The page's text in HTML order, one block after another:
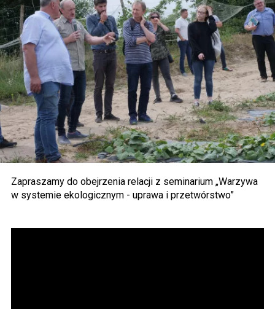
Zapraszamy do obejrzenia relacji z seminarium „Warzywa
w systemie ekologicznym - uprawa i przetwórstwo”